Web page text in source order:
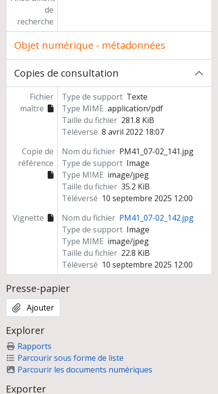
de
recherche
Objet numérique - métadonnées
Copies de consultation
Fichier
maître
Type de support Texte
Type MIME application/pdf
Taille du fichier 281.8 KiB
Téléversé 8 avril 2022 18:07
Copie de
référence
Nom du fichier PM41_07-02_141.jpg
Type de support Image
Type MIME image/jpeg
Taille du fichier 35.2 KiB
Téléversé 10 septembre 2025 12:00
Vignette
Nom du fichier PM41_07-02_142.jpg
Type de support Image
Type MIME image/jpeg
Taille du fichier 22.8 KiB
Téléversé 10 septembre 2025 12:00
Presse-papier
Ajouter
Explorer
Rapports
Parcourir sous forme de liste
Parcourir les documents numériques
Exporter